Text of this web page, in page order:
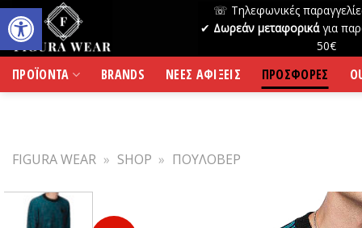
Skip
to
content
☏ Τηλεφωνικές
✔ Δωρεάν μεταφορικάγια
50€
ΠΡΟΪΟΝΤΑ BRANDS ΝΕΕΣ ΑΦΙΞΕΙΣ ΠΡΟΣΦΟΡΕΣ
FIGURA WEAR » SHOP » ΠΟΥΛΟΒΕΡ